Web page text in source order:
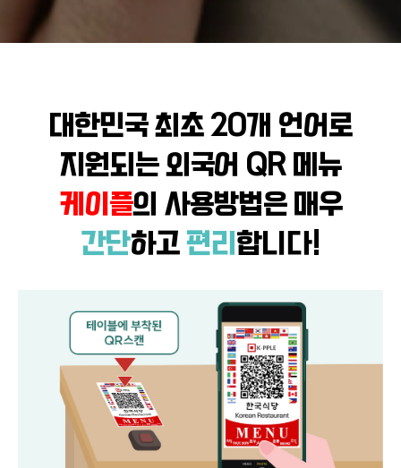
대한민국 최초 20개 언어로
지원되는 외국어 QR 메뉴
케이플의 사용방법은 매우
간단하고편리합니다!